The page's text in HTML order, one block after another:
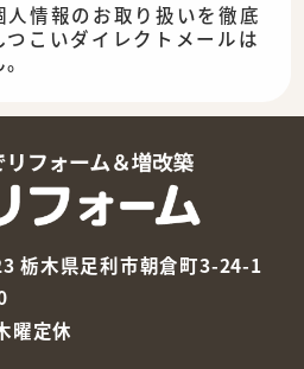
情報のお取り扱いを徹底
こいダイレクトメールは
栃木県足利市朝倉町3-24-1
曜定休